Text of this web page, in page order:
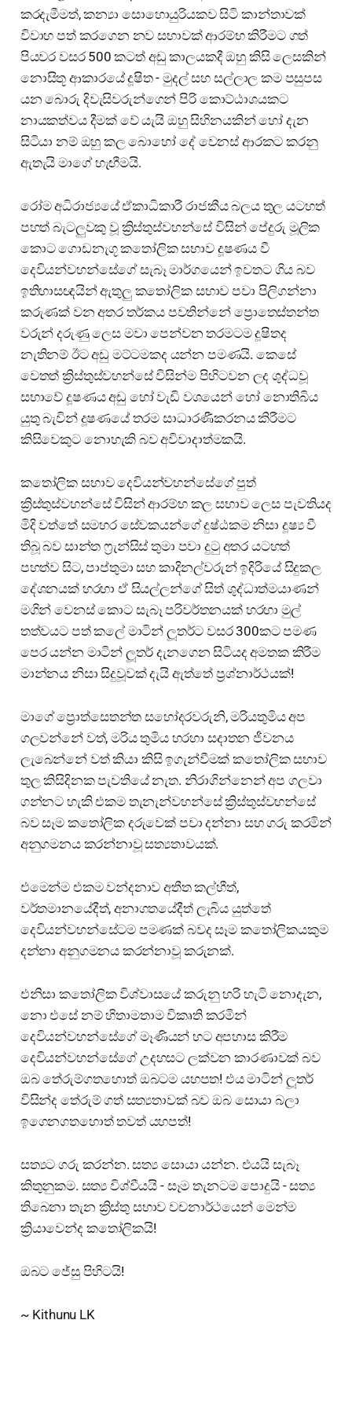
කරදැමීමත්, කන්‍යා සොහොයුරියකව සිටි කාන්තාවක්
විවාහ පත් කරගෙන නව සභාවක් ආරම්භ කිරීමට ගත්
පියවර වසර 500 කටත් අඩු කාලයකදී ඔහු කිසි ලෙසකින්
නොසිතූ ආකාරයේ දූෂිත - මුදල් සහ සල්ලාල කම පසුපස
යන බොරු දිවැසිවරුන්ගෙන් පිරි කොට්ඨාශයකට
නායකත්වය දීමක් වේ යැයි ඔහු සිහිනයකින් හෝ දැන
සිටියා නම් ඔහු කල බොහෝ දේ වෙනස් ආරකට කරනු
ඇතැයි මාගේ හැඟීමයි.
රෝම අධිරාජ්‍යයේ ඒකාධිකාරී රාජකීය බලය තුල යටහත්
පහත් බැටලුවකු වූ ක්‍රිස්තුස්වහන්සේ විසින් පේදුරු මූලික
කොට ගොඩනැගූ කතෝලික සභාව දූෂණය වී
දෙවියන්වහන්සේගේ සැබෑ මාර්ගයෙන් ඉවතට ගිය බව
ඉතිහාසඥ‍යින් ඇතුලු කතෝලික සභාව පවා පිලිගන්නා
කරුණක් වන අතර තර්කය පවතින්නේ ප්‍රොතෙස්තන්ත
වරුන් දරුණු ලෙස මවා පෙන්වන තරමටම දූෂිතද
නැතිනම් ඊට අඩු මට්ටමකද යන්න පමණයි. කෙසේ
වෙතත් ක්‍රිස්තුස්වහන්සේ විසින්ම පිහිටවන ලද ශුද්ධවූ
සභාවේ දූෂණය අඩු හෝ වැඩි වශයෙන් හෝ නොතිබිය
යුතු බැවින් දූෂණයේ තරම සාධාරණීකරනය කිරීමට
කිසිවෙකුට නොහැකි බව අවිවාදාත්මකයි.
කතෝලික සභාව දෙවියන්වහන්සේගේ පුත්
ක්‍රිස්තුස්වහන්සේ විසින් ආරම්භ කල සභාව ලෙස පැවතියද
මිදි වත්තේ සමහර සේවකයන්ගේ දුෂ්ඨකම නිසා දූෂ්‍ය වී
තිබූ බව සාන්ත ෆ්‍රැන්සිස් තුමා පවා දුටු අතර යටහත්
පහත්ව සිට, පාප්තුමා සහ කාදිනල්වරුන් ඉදිරියේ සිදුකල
දේශනයක් හරහා ඒ සියල්ලන්ගේ සිත් ශුද්ධාත්මයාණන්
මගින් වෙනස් කොට සැබෑ පරිවර්තනයක් හරහා මුල්
තත්වයට පත් කලේ මාටින් ලූතර්ට වසර 300කට පමණ
පෙර යන්න මාටින් ලූතර් දැනගෙන සිටියද අමතක කිරීම
මාන්නය නිසා සිදුවූවක් දැයි ඇත්තේ ප්‍රශ්නාර්ථයක්!
මාගේ ප්‍රොත්සෙතන්ත සහෝදරවරුනි, මරියතුමිය අප
ගලවන්නේ වත්, මරිය තුමිය හරහා සදාතන ජීවනය
ලැබෙන්නේ වත් කියා කිසි ඉගැන්වීමක් කතෝලික සභාව
තුල කිසිදිනක පැවතියේ නැත. නිරාගින්නෙන් අප ගලවා
ගන්නට හැකි එකම තැනැන්වහන්සේ ක්‍රිස්තුස්වහන්සේ
බව සෑම කතෝලික දරුවෙක් පවා දන්නා සහ ගරු කරමින්
අනුගමනය කරන්නාවූ සත්‍යතාවයක්.
එමෙන්ම එකම වන්දනාව අතීත කල්හීත්,
වර්තමානයේදීත්, අනාගතයේදීත් ලැබිය යුත්තේ
දෙවියන්වහන්සේටම පමණක් බවද සෑම කතෝලිකයකුම
දන්නා අනුගමනය කරන්නාවූ කරුනක්.
එනිසා කතෝලික විශ්වාසයේ කරුනු හරි හැටි නොදැන,
නො එසේ නම් හිතාමතාම විකෘති කරමින්
දෙවියන්වහන්සේගේ මෑණියන් හට අපහාස කිරීම
දෙවියන්වහන්සේගේ උදහසට ලක්වන කාරණාවක් බව
ඔබ තේරුම්ගතහොත් ඔබටම යහපත! එය මාටින් ලූතර්
විසින්ද තේරුම් ගත් සත්‍යතාවක් බව ඔබ සොයා බලා
ඉගෙනගතහොත් තවත් යහපත්!
සත්‍යට ගරු කරන්න. සත්‍ය සොයා යන්න. එයයි සැබෑ
කිතුනුකම. සත්‍ය විශ්වීයයි - සෑම තැනටම පොදුයි - සත්‍ය
තිබෙනා තැන ක්‍රිස්තු සභාව වචනාර්ථයෙන් මෙන්ම
ක්‍රියාවෙන්ද කතෝලිකයි!
ඔබට ජේසු පිහිටයි!
~ Kithunu LK